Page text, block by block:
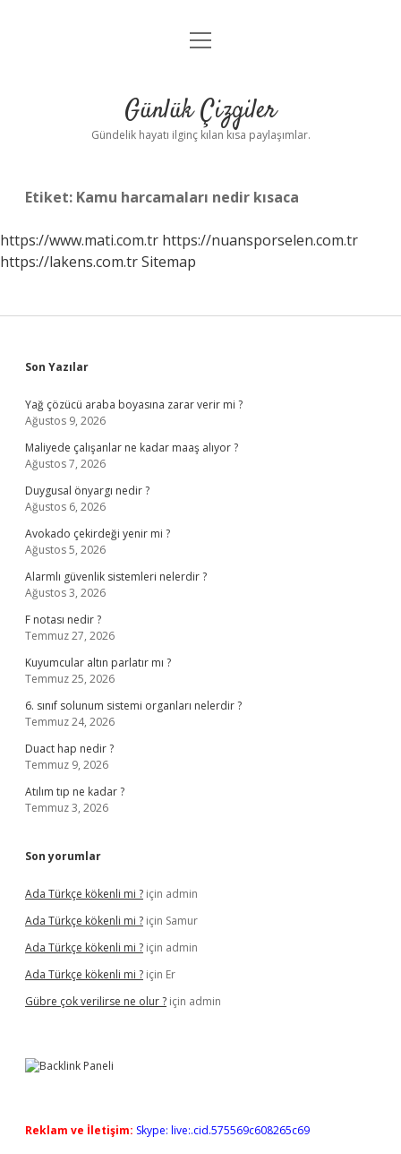
Anasayfa
Yasal Uyarı
menüyü
Günlük Çizgiler
Gündelik hayatı ilginç kılan kısa paylaşımlar.
Etiket: Kamu harcamaları nedir kısaca
https://www.mati.com.tr https://nuansporselen.com.tr
https://lakens.com.trSitemap
Sidebar
Son Yazılar
Yağ çözücü araba boyasına zarar verir mi ?
Ağustos 9, 2026
Maliyede çalışanlar ne kadar maaş alıyor ?
Ağustos 7, 2026
Duygusal önyargı nedir ?
Ağustos 6, 2026
Avokado çekirdeği yenir mi ?
Ağustos 5, 2026
Alarmlı güvenlik sistemleri nelerdir ?
Ağustos 3, 2026
F notası nedir ?
Temmuz 27, 2026
Kuyumcular altın parlatır mı ?
Temmuz 25, 2026
6. sınıf solunum sistemi organları nelerdir ?
Temmuz 24, 2026
Duact hap nedir ?
Temmuz 9, 2026
Atılım tıp ne kadar ?
Temmuz 3, 2026
Son yorumlar
Ada Türkçe kökenli mi ? için admin
Ada Türkçe kökenli mi ? için Samur
Ada Türkçe kökenli mi ? için admin
Ada Türkçe kökenli mi ? için Er
Gübre çok verilirse ne olur ? için admin
Reklam ve İletişim: Skype: live:.cid.575569c608265c69